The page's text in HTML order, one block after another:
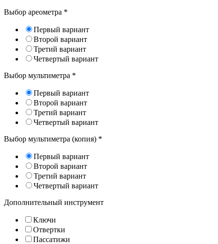
Выбор ареометра *
Первый вариант
Второй вариант
Третий вариант
Четвертый вариант
Выбор мультиметра *
Первый вариант
Второй вариант
Третий вариант
Четвертый вариант
Выбор мультиметра (копия) *
Первый вариант
Второй вариант
Третий вариант
Четвертый вариант
Дополнительный инструмент
Ключи
Отвертки
Пассатижи